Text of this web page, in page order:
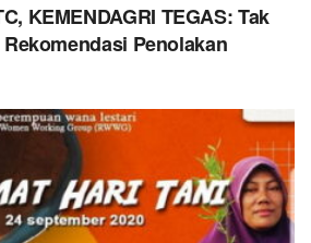
KEMENDAGRI TEGAS: Tak
Penolakan